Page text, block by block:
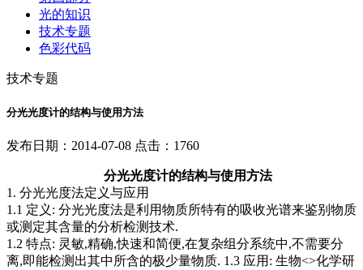
光的知识
技术专题
色彩代码
技术专题
分光光度计的结构与使用方法
发布日期：2014-07-08 点击：1760
分光光度计的结构与使用方法
1. 分光光度法定义与应用
1.1 定义: 分光光度法是利用物质所特有的吸收光谱来鉴别物质
或测定其含量的分析检测技术.
1.2 特点: 灵敏,精确,快速和简便,在复杂组分系统中,不需要分
离,即能检测出其中所含的极少量物质. 1.3 应用: 生物<>化学研